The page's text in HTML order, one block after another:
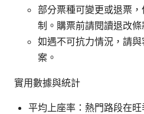
部分票種可變更或退票
制。購票前請閱讀退改條
如遇不可抗力情況，請
案。
實用數據與統計
平均上座率：熱門路段在